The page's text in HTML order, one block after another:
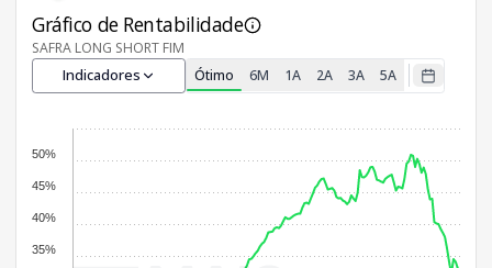
Gráfico de Rentabilidade
SAFRA LONG SHORT FIM
Indicadores Ótimo 6M 1A 2A 3A 5A
35%
40%
45%
50%